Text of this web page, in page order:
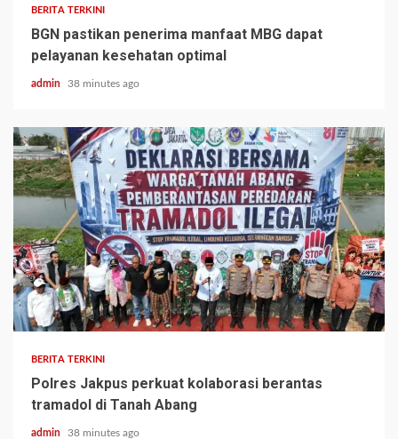
BERITA TERKINI
BGN pastikan penerima manfaat MBG dapat
pelayanan kesehatan optimal
admin 38 minutes ago
BERITA TERKINI
Polres Jakpus perkuat kolaborasi berantas
tramadol di Tanah Abang
admin 38 minutes ago